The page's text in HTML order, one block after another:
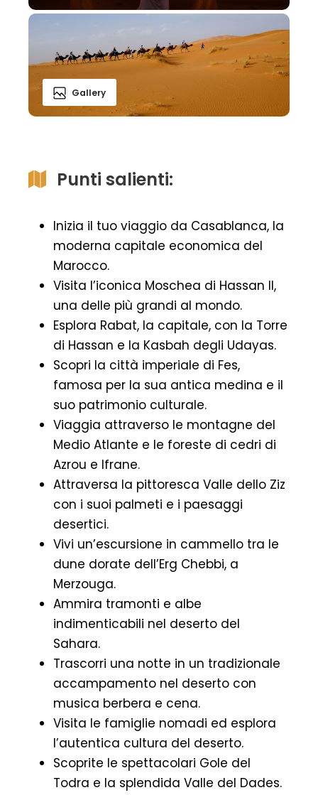
Gallery
Punti salienti:
Inizia il tuo viaggio da Casablanca, la
moderna capitale economica del
Marocco.
Visita l’iconica Moschea di Hassan II,
una delle più grandi al mondo.
Esplora Rabat, la capitale, con la Torre
di Hassan e la Kasbah degli Udayas.
Scopri la città imperiale di Fes,
famosa per la sua antica medina e il
suo patrimonio culturale.
Viaggia attraverso le montagne del
Medio Atlante e le foreste di cedri di
Azrou e Ifrane.
Attraversa la pittoresca Valle dello Ziz
con i suoi palmeti e i paesaggi
desertici.
Vivi un’escursione in cammello tra le
dune dorate dell’Erg Chebbi, a
Merzouga.
Ammira tramonti e albe
indimenticabili nel deserto del
Sahara.
Trascorri una notte in un tradizionale
accampamento nel deserto con
musica berbera e cena.
Visita le famiglie nomadi ed esplora
l’autentica cultura del deserto.
Scoprite le spettacolari Gole del
Todra e la splendida Valle del Dades.